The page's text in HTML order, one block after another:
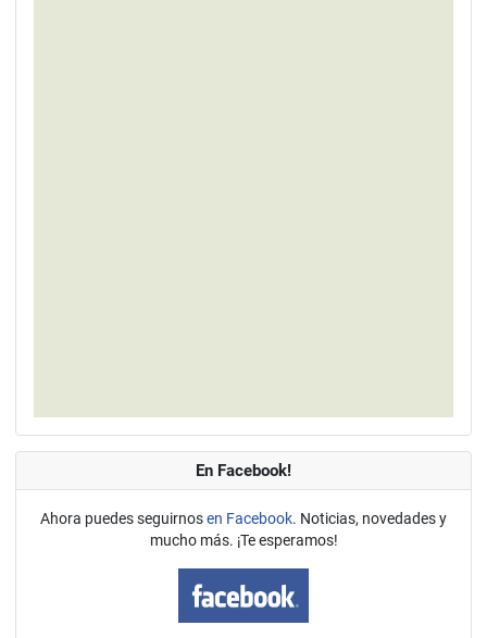
En Facebook!
Ahora puedes seguirnosen Facebook. Noticias, novedades y
mucho más. ¡Te esperamos!